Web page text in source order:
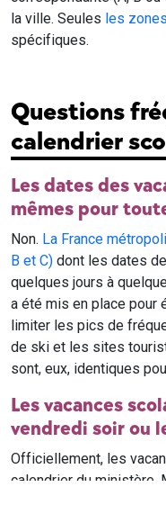
la ville. Seules les
spécifiques.
Questions
calendrier
Les dates des
mêmes pour
Non. La France
B et C) dont les dates
quelques jours à
a été mis en place pour
limiter les pics de
de ski et les sites
sont, eux, identiques
Les vacances
vendredi soir ou
Officiellement, les
calendrier du ministère.